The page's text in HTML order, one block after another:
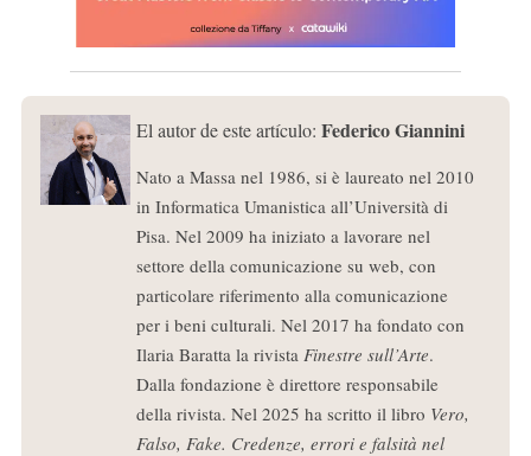
El autor de este artículo: Federico Giannini
Nato a Massa nel 1986, si è laureato nel 2010
in Informatica Umanistica all’Università di
Pisa. Nel 2009 ha iniziato a lavorare nel
settore della comunicazione su web, con
particolare riferimento alla comunicazione
per i beni culturali. Nel 2017 ha fondato con
Ilaria Baratta la rivista Finestre sull’Arte.
Dalla fondazione è direttore responsabile
della rivista. Nel 2025 ha scritto il libro Vero,
Falso, Fake. Credenze, errori e falsità nel